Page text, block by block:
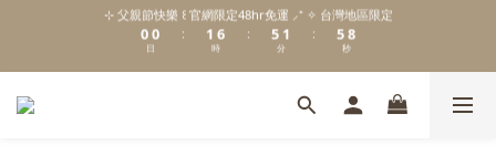
\ Welcome to 𝙻𝚒𝚝𝚝𝚕𝚎 𝙼𝚒𝚕𝚔𝚢 𝚆𝚊𝚢  ✨ For the Little Ones. /
⊹ 父親節快樂 ꒰ 官網限定48hr免運 ⸝⁺ ✧ 台灣地區限定
1
0
1
0
日
:
2
1
0
7
6
5
時
:
6
5
4
2
1
0
分
6
5
4
1
8
7
6
4
3
秒
新註冊會員贈 $𝟷𝟶𝟶 購物金✨新客首單輸碼「𝙽𝙴𝚆𝟸𝟶𝟸𝟼」享 𝟿 折優惠